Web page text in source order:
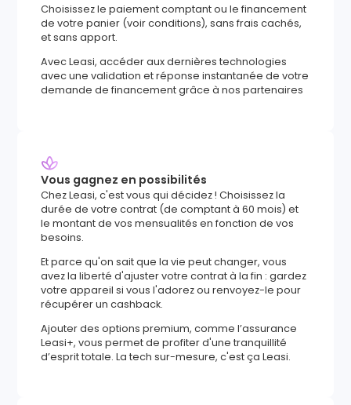
Choisissez le paiement comptant ou le financement
de votre panier (voir conditions), sans frais cachés,
et sans apport.
Avec Leasi, accéder aux dernières technologies
avec une validation et réponse instantanée de votre
demande de financement grâce à nos partenaires
Vous gagnez en possibilités
Chez Leasi, c'est vous qui décidez ! Choisissez la
durée de votre contrat (de comptant à 60 mois) et
le montant de vos mensualités en fonction de vos
besoins.
Et parce qu'on sait que la vie peut changer, vous
avez la liberté d'ajuster votre contrat à la fin : gardez
votre appareil si vous l'adorez ou renvoyez-le pour
récupérer un cashback.
Ajouter des options premium, comme l’assurance
Leasi+, vous permet de profiter d'une tranquillité
d’esprit totale. La tech sur-mesure, c'est ça Leasi.